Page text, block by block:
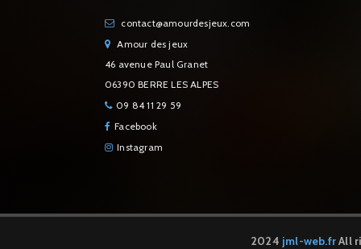
contact@amourdesjeux.com
Amour des jeux
46 avenue Paul Granet
06390 BERRE LES ALPES
09 84 11 29 59
Facebook
Instagram
2024 jml-web.frAll